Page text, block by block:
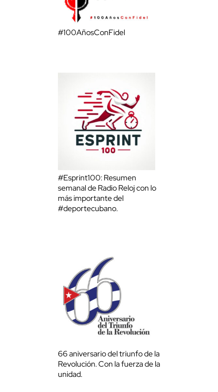
#100AñosConFidel
#Esprint100: Resumen
semanal de Radio Reloj con lo
más importante del
#deportecubano.
66 aniversario del triunfo de la
Revolución. Con la fuerza de la
unidad.